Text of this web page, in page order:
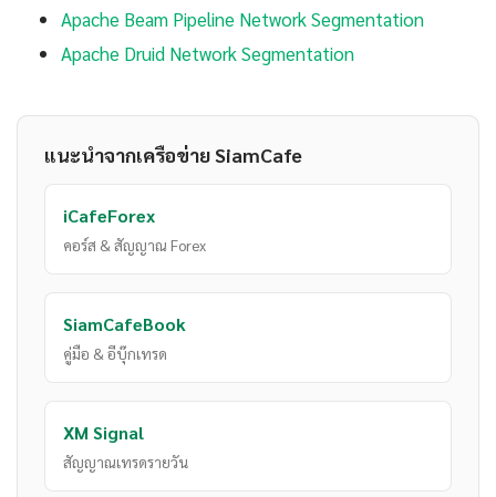
Apache Beam Pipeline Network Segmentation
Apache Druid Network Segmentation
แนะนำจากเครือข่าย SiamCafe
iCafeForex
คอร์ส & สัญญาณ Forex
SiamCafeBook
คู่มือ & อีบุ๊กเทรด
XM Signal
สัญญาณเทรดรายวัน